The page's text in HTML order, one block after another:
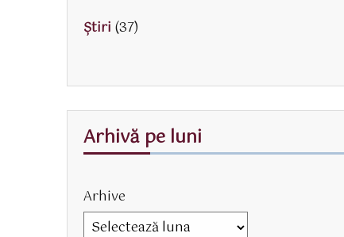
Știri (37)
Arhivă pe luni
Arhive